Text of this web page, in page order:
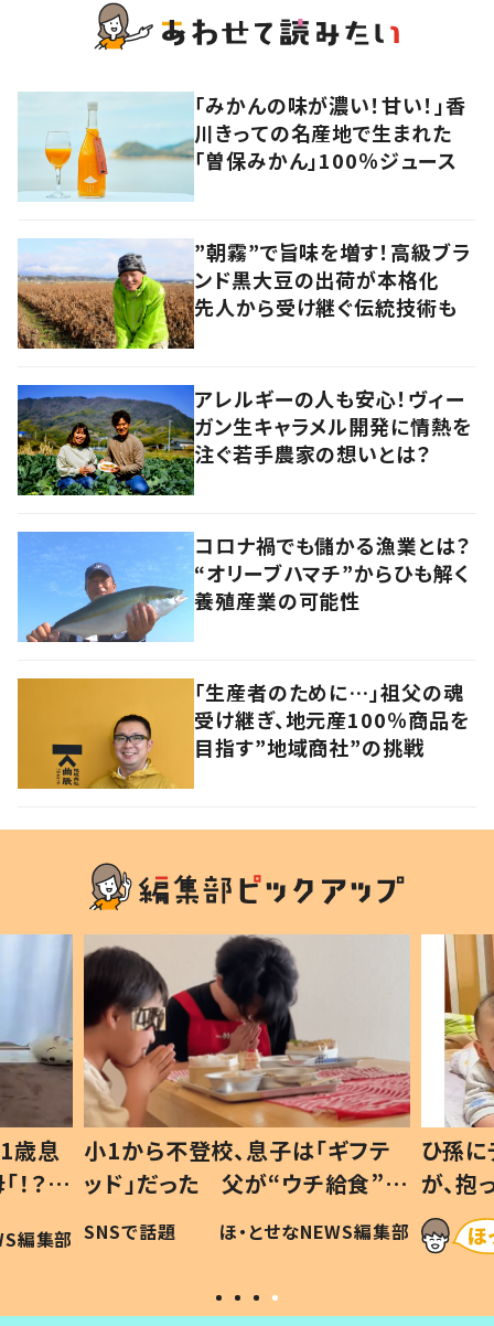
「みかんの味が濃い！甘い！」香
川きっての名産地で生まれた
「曽保みかん」100％ジュース
”朝霧”で旨味を増す！高級ブラ
ンド黒大豆の出荷が本格化
先人から受け継ぐ伝統技術も
アレルギーの人も安心！ヴィー
ガン生キャラメル開発に情熱を
注ぐ若手農家の想いとは？
コロナ禍でも儲かる漁業とは？
“オリーブハマチ”からひも解く
養殖産業の可能性
「生産者のために…」祖父の魂
受け継ぎ、地元産100％商品を
目指す”地域商社”の挑戦
歳息
？」
編集部
小1から不登校、息子は「ギフテ
ッド」だった 父が“ウチ給食”を
作り続ける理由とは #令和の親
#令和の子
SNSで話題 ほ・とせなNEWS編集部
ひ孫
が、
「涙が
い」